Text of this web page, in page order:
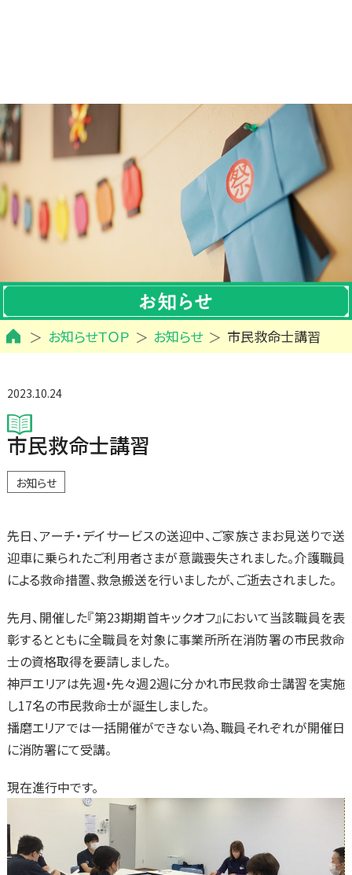
お知らせＴＯＰ お知らせ 市民救命士講習
2023.10.24
市民救命士講習
お知らせ
先日、アーチ・デイサービスの送迎中、ご家族さまお見送りで送
迎車に乗られたご利用者さまが意識喪失されました。介護職員
による救命措置、救急搬送を行いましたが、ご逝去されました。
先月、開催した『第23期期首キックオフ』において当該職員を表
彰するとともに全職員を対象に事業所所在消防署の市民救命
士の資格取得を要請しました。
神戸エリアは先週・先々週2週に分かれ市民救命士講習を実施
し17名の市民救命士が誕生しました。
播磨エリアでは一括開催ができない為、職員それぞれが開催日
に消防署にて受講。
現在進行中です。